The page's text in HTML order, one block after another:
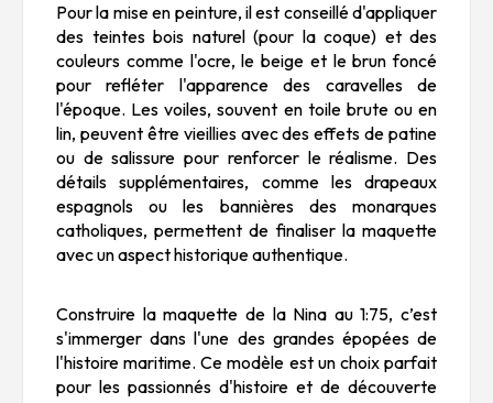
Pour la mise en peinture, il est conseillé d'appliquer
des teintes bois naturel (pour la coque) et des
couleurs comme l'ocre, le beige et le brun foncé
pour refléter l'apparence des caravelles de
l'époque. Les voiles, souvent en toile brute ou en
lin, peuvent être vieillies avec des effets de patine
ou de salissure pour renforcer le réalisme. Des
détails supplémentaires, comme les drapeaux
espagnols ou les bannières des monarques
catholiques, permettent de finaliser la maquette
avec un aspect historique authentique.
Construire la maquette de la Nina au 1:75, c’est
s'immerger dans l'une des grandes épopées de
l'histoire maritime. Ce modèle est un choix parfait
pour les passionnés d'histoire et de découverte